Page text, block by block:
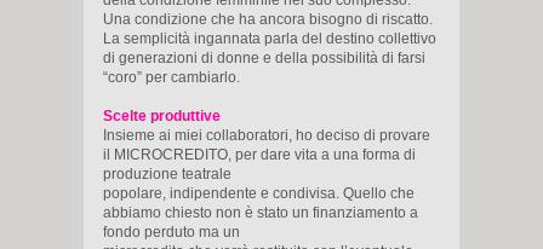
Una condizione che ha ancora bisogno di riscatto.
La semplicità ingannata parla del destino collettivo
di generazioni di donne e della possibilità di farsi
“coro” per cambiarlo.
Scelte produttive
Insieme ai miei collaboratori, ho deciso di provare
il MICROCREDITO, per dare vita a una forma di
produzione teatrale
popolare, indipendente e condivisa. Quello che
abbiamo chiesto non è stato un finanziamento a
fondo perduto ma un